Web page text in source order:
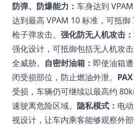
防弹、防爆能力： 车身达到
达到最高 VPAM 10 标准，可抵
枪子弹攻击。 强化防无人机攻击：
强化设计，可抵御包括无人机攻
全威胁。 自密封油箱： 即使油箱
闭受损部位，防止燃油外泄。
受损，车辆仍可继续以最高约
速驶离危险区域。 隐私模式： 电
视设计，让车内乘客能够观察外